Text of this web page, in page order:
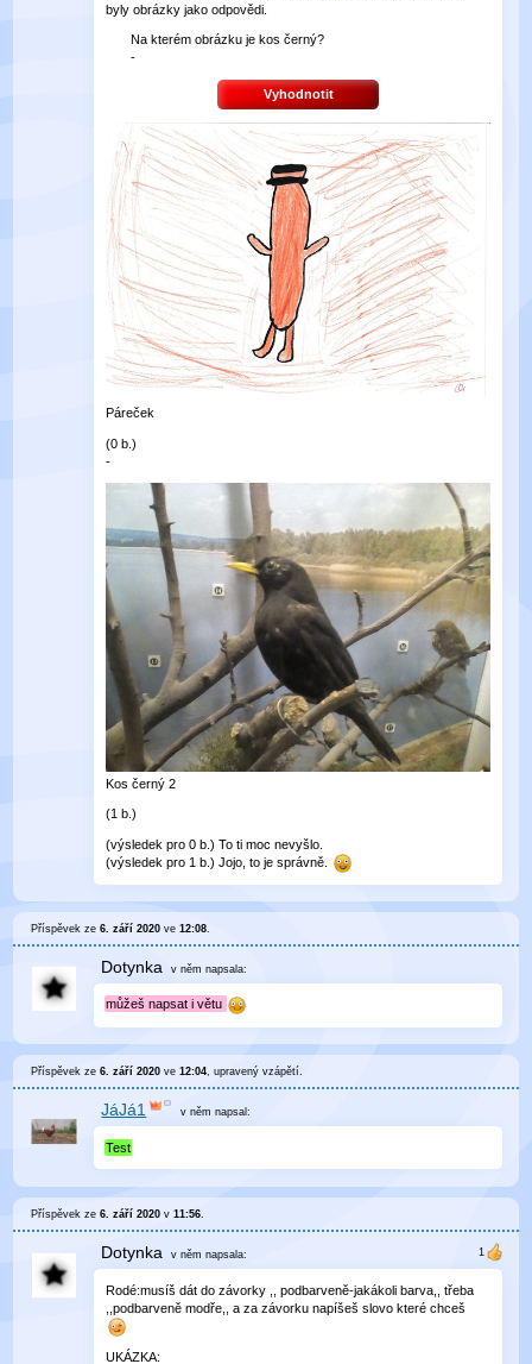
byly obrázky jako odpovědi.
Na kterém obrázku je kos černý?
-
Vyhodnotit
Páreček
(0 b.)
-
Kos černý 2
(1 b.)
(výsledek pro 0 b.) To ti moc nevyšlo.
(výsledek pro 1 b.) Jojo, to je správně.
Příspěvek ze6. září 2020 ve12:08
Dotynka v něm napsala:
můžeš napsat i větu
Příspěvek ze6. září 2020 ve12:04, upravenývzápětí.
JáJá1 v něm napsal:
Test
Příspěvek ze6. září 2020 v11:56.
Dotynka v něm napsala:
Rodé:musíš dát do závorky ,, podbarveně-jakákoli barva,, třeba
,,podbarveně modře,, a za závorku napíšeš slovo které chceš
UKÁZKA: